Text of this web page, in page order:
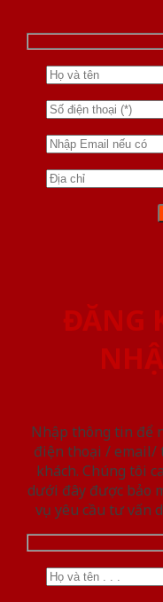
ĐĂNG
Nhập thông tin để
điện thoại / email/
khách. Chúng tôi
dưới đây được bảo
vụ yêu cầu tư vấn